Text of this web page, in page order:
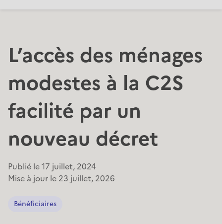
L’accès des ménages
modestes à la C2S
facilité par un
nouveau décret
Publié le17 juillet, 2024
Mise à jour le 23 juillet, 2026
Bénéficiaires